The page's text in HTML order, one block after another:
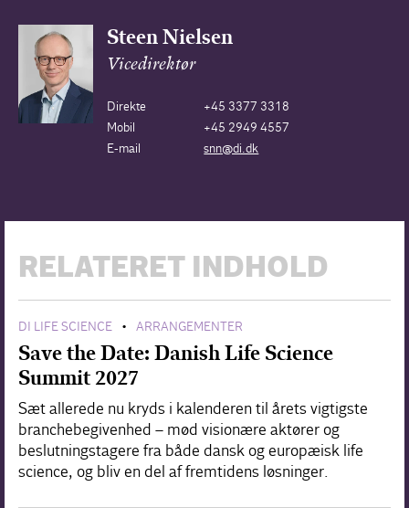
Steen Nielsen
Vicedirektør
Direkte
+45 3377 3318
Mobil
+45 2949 4557
E-mail
snn@di.dk
RELATERET INDHOLD
DI LIFE SCIENCE • ARRANGEMENTER
Save the Date: Danish Life Science
Summit 2027
Sæt allerede nu kryds i kalenderen til årets vigtigste
branchebegivenhed – mød visionære aktører og
beslutningstagere fra både dansk og europæisk life
science, og bliv en del af fremtidens løsninger.